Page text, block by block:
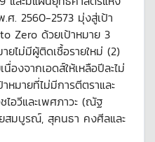
ศ. 2560-2573 มุ่งสู่เป้า
Zero ด้วยเป้าหมาย 3
ยไม่มีผู้ติดเชื้อรายใหม่ (2)
องจากเอดส์ให้เหลือปีละไม่
หมายที่ไม่มีการตีตราและ
ไอวีและเพศภาวะ (ณัฐ
มบูรณ์, สุคนธา คงศีลและ